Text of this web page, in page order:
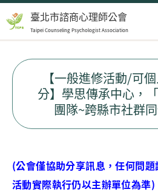
最新消息
會員服務
民眾服務
聯絡我們
Jump to
Jump to Main
【一般進修活動/可
分】學思傳承中心，
團隊~跨縣市社群同
(公會僅協助分享訊息，任何問題
活動實際執行仍以主辦單位為準)
臺北市諮商心理師公會
Taipei Counseling Psychologist Association